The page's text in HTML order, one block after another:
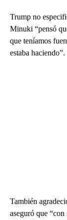
Trump no
Minuki “pensó
que teníamos
estaba haciendo”.
También
aseguró que